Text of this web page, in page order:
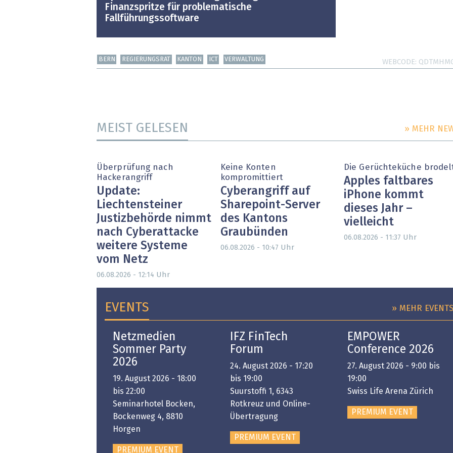
Finanzspritze für problematische
Fallführungssoftware
BERN REGIERUNGSRAT KANTON ICT VERWALTUNG WEBCODE
MEIST GELESEN » MEHR
Überprüfung nach
Hackerangriff
Update:
Liechtensteiner
Justizbehörde nimmt
nach Cyberattacke
weitere Systeme
vom Netz
06.08.2026 - 12:14 Uhr
Keine Konten
kompromittiert
Cyberangriff auf
Sharepoint-Server
des Kantons
Graubünden
06.08.2026 - 10:47 Uhr
Die Gerüchteküche
Apples faltbares
iPhone kommt
dieses Jahr –
vielleicht
06.08.2026 - 11:37 Uhr
EVENTS » MEHR EVENTS
Netzmedien
Sommer Party
2026
19. August 2026 - 18:00
bis 22:00
Seminarhotel Bocken,
Bockenweg 4, 8810
Horgen
PREMIUM EVENT
IFZ FinTech
Forum
24. August 2026 - 17:20
bis 19:00
Suurstoffi 1, 6343
Rotkreuz und Online-
Übertragung
PREMIUM EVENT
EMPOWER
Conference 2026
27. August 2026 - 9:00 bis
19:00
Swiss Life Arena Zürich
PREMIUM EVENT